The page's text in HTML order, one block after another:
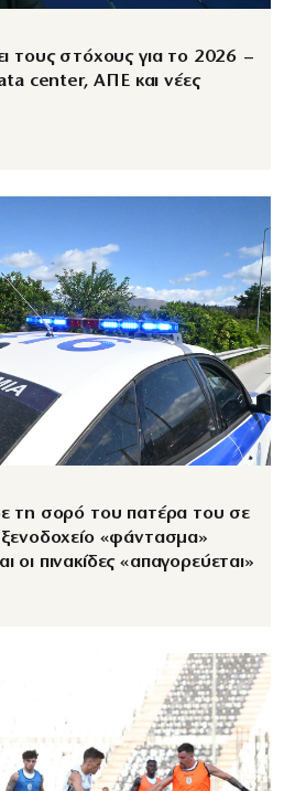
τους στόχους για το 2026 –
center, ΑΠΕ και νέες
τη σορό του πατέρα του σε
«φάντασμα»
πινακίδες «απαγορεύεται»